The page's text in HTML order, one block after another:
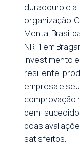
duradouro e
organização.
Mental Brasil
NR-1 em
investimento
resiliente,
empresa e
comprovação
bem-
boas
satisfeitos.